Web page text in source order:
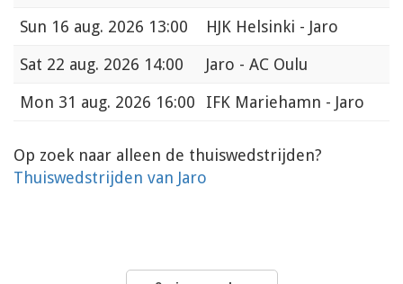
Sun 16 aug. 2026 13:00
HJK Helsinki - Jaro
Sat 22 aug. 2026 14:00
Jaro - AC Oulu
Mon 31 aug. 2026 16:00 IFK Mariehamn - Jaro
Op zoek naar alleen de thuiswedstrijden?
Thuiswedstrijden van Jaro